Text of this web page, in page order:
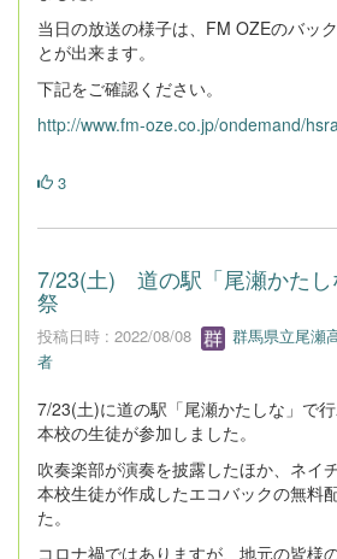
当日の放送の様子は、FM OZEのバッ
とが出来ます。
下記をご確認ください。
http://www.fm-oze.co.jp/ondemand/
3
7/23(土) 道の駅「尾瀬かた
祭
投稿日時 : 2022/08/08
群馬県立尾瀬
者
7/23(土)に道の駅「尾瀬かたしな」で
本校の生徒が参加しました。
吹奏楽部が演奏を披露したほか、ネイ
本校生徒が作成したエコバックの無料
た。
コロナ禍ではありますが、地元の皆様